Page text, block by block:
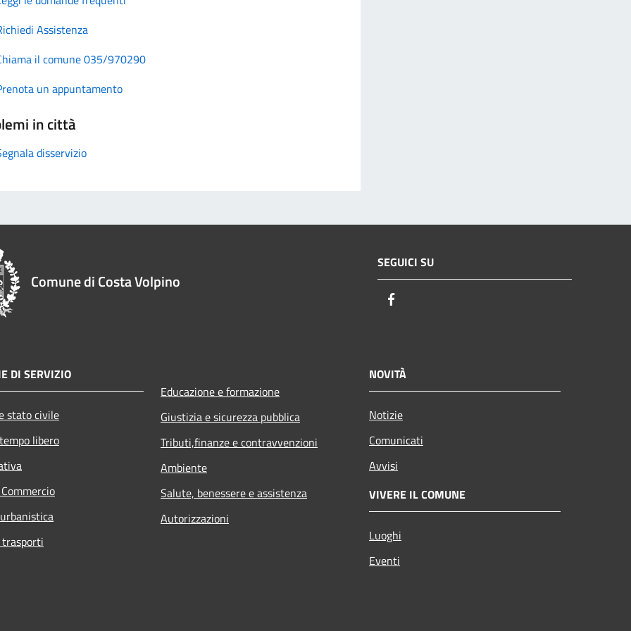
Assistenza
il comune 035/970290
un appuntamento
in città
disservizio
Comune di Costa Volpino
SEGUICI SU
DI SERVIZIO
stato civile
libero
Educazione e formazione
Giustizia e sicurezza pubblica
Tributi,finanze e contravvenzioni
Ambiente
Salute, benessere e assistenza
Autorizzazioni
NOVITÀ
Notizie
Comunicati
Avvisi
VIVERE IL COMUNE
Luoghi
Eventi